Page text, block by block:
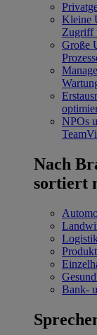
Kleine
Zugriff
Große
NPOs
Nach
sortiert
Bank-